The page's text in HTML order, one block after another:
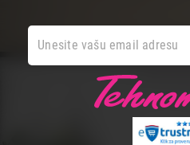
Završi kupovinu